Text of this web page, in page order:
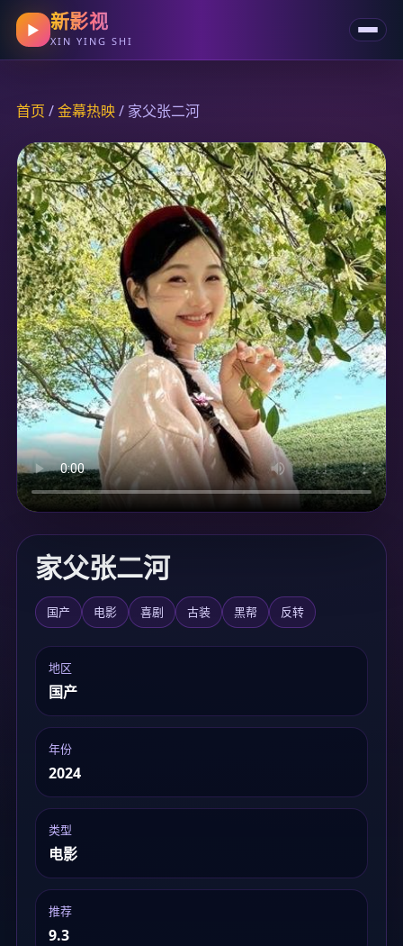
▶ 新影视
XIN YING SHI
首页 /金幕热映/ 家父张二河
家父张二河
国产 电影 喜剧 古装 黑帮 反转
地区
国产
年份
2024
类型
电影
推荐
9.3